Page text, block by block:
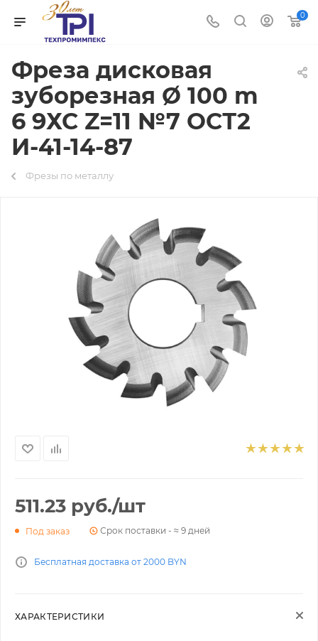
0
Фреза дисковая
зуборезная Ø 100 m
6 9ХС Z=11 №7 ОСТ2
И-41-14-87
Фрезы по металлу
511.23 руб./шт
Под заказ Срок поставки - ≈ 9 дней
Бесплатная доставка от 2000 BYN
ХАРАКТЕРИСТИКИ